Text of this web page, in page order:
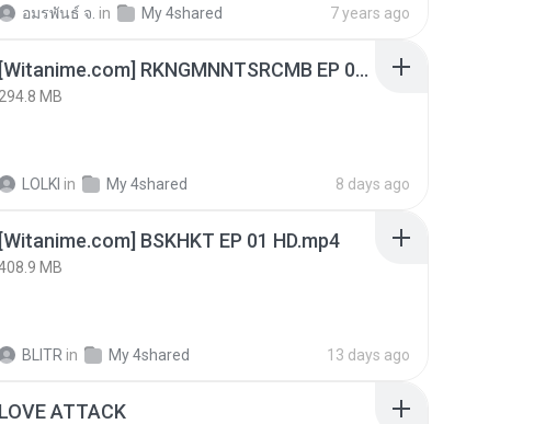
อมรพันธ์ จ. in My 4shared 7 years ago
[Witanime.com] RKNGMNNTSRCMB EP 06 HD.mp4
294.8 MB
LOLKI in My 4shared 8 days ago
[Witanime.com] BSKHKT EP 01 HD.mp4
MB
BLITR in My 4shared 13 days ago
LOVE ATTACK